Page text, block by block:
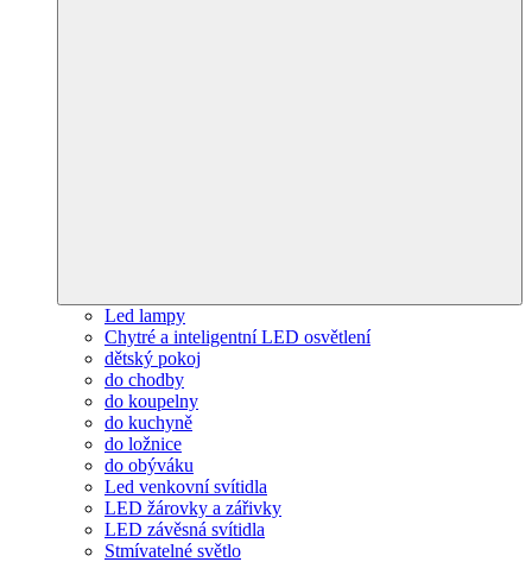
Led lampy
Chytré a inteligentní LED osvětlení
dětský pokoj
do chodby
do koupelny
do kuchyně
do ložnice
do obýváku
Led venkovní svítidla
LED žárovky a zářivky
LED závěsná svítidla
Stmívatelné světlo